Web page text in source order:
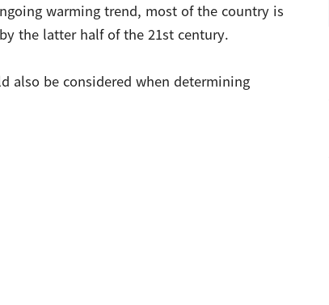
warming trend, most of the country is
the latter half of the 21st century.
also be considered when determining